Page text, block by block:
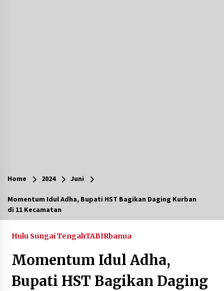
Program Pelatihan Operator Alat Berat GTO
Keberlanjutan Masa Depan Lebih Hijau
Agustus 6, 2026
Hari Kedua Kaji Tiru di DIY, Bupati Barito Utara
Pimpin Kunker ke Pemkab Gunung Kidul
Agustus 5, 2026
Home 2024 Juni
Momentum Idul Adha, Bupati HST Bagikan Daging Kurban
di 11 Kecamatan
Hulu Sungai TengahTABIRbanua
Momentum Idul Adha,
Bupati HST Bagikan Daging